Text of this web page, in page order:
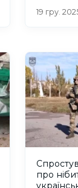
19 гру.
про